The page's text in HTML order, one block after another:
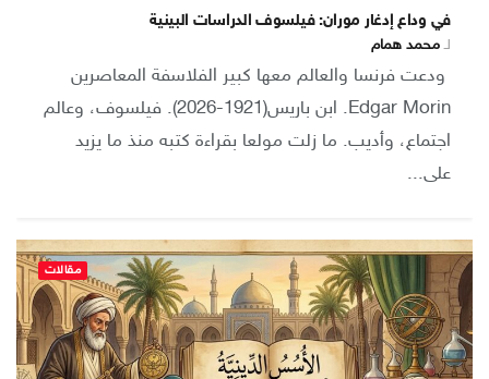
في وداع إدغار موران: فيلسوف الدراسات البينية
لـ محمد همام
ودعت فرنسا والعالم معها كبير الفلاسفة المعاصرين
Edgar Morin. ابن باريس(1921-2026). فيلسوف، وعالم
اجتماع، وأديب. ما زلت مولعا بقراءة كتبه منذ ما يزيد
على...
مقالات